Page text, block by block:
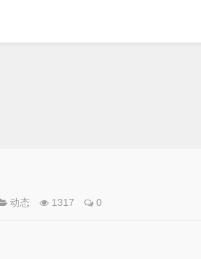
动态 1317 0